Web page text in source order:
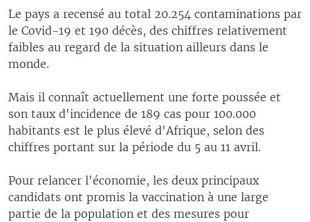
Le pays a recensé au total 20.254 contaminations par
le Covid-19 et 190 décès, des chiffres relativement
faibles au regard de la situation ailleurs dans le
monde.
Mais il connaît actuellement une forte poussée et
son taux d'incidence de 189 cas pour 100.000
habitants est le plus élevé d'Afrique, selon des
chiffres portant sur la période du 5 au 11 avril.
Pour relancer l'économie, les deux principaux
candidats ont promis la vaccination à une large
partie de la population et des mesures pour